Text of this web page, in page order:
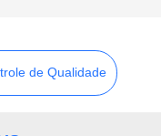
de Qualidade